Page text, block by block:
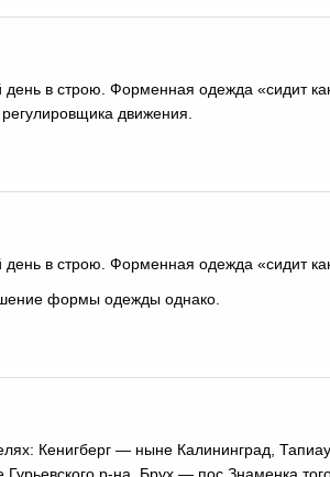
в строю. Форменная одежда «сидит
движения.
в строю. Форменная одежда «сидит
формы одежды однако.
Кенигберг — ныне Калининград,